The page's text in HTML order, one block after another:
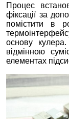
Процес
фіксації за
помістити в
основу
відмінною
елементах